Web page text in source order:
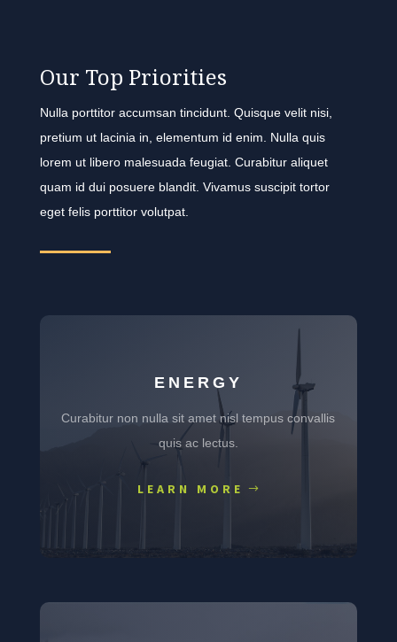
Our Top Priorities
Nulla porttitor accumsan tincidunt. Quisque velit nisi,
pretium ut lacinia in, elementum id enim. Nulla quis
lorem ut libero malesuada feugiat. Curabitur aliquet
quam id dui posuere blandit. Vivamus suscipit tortor
eget felis porttitor volutpat.
ENERGY
Curabitur non nulla sit amet nisl tempus convallis
quis ac lectus.
LEARN MORE